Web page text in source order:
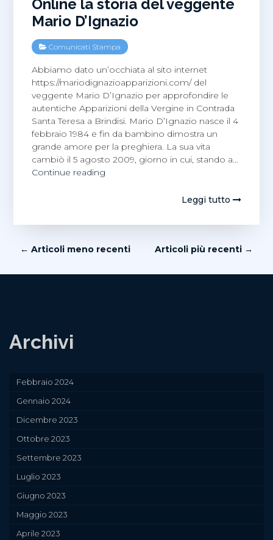
Online la storia del veggente
Mario D’Ignazio
Comunicati Stampa
Abbiamo dato un’occhiata al sito internet
https://mariodignazioapparizioni.com/ del
veggente Mario D’Ignazio per approfondire le
autentiche Apparizioni della Vergine in Contrada
Santa Teresa a Brindisi. Mario D’Ignazio nasce il 4
febbraio 1984 e fin da bambino dimostra un
grande amore per la preghiera. La sua vita
cambiò il 5 agosto 2009, giorno in cui, stando a…
Continue reading
veggente
D’Ignazio
Leggi tutto
Navigazione
articoli
← Articoli meno recenti Articoli più recenti →
Archivi
Febbraio 2024
Gennaio 2024
Dicembre 2023
Ottobre 2023
Settembre 2023
Luglio 2023
Giugno 2023
Maggio 2023
Aprile 2023